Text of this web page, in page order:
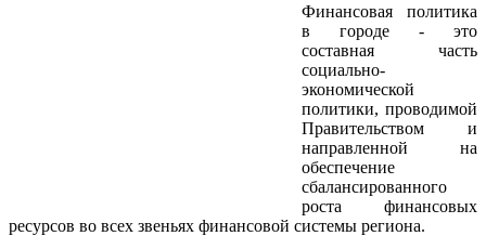
Финансовая политика
в городе - это
составная часть
социально-
экономической
политики, проводимой
Правительством и
направленной на
обеспечение
сбалансированного
роста финансовых
ресурсов во всех звеньях финансовой системы региона.